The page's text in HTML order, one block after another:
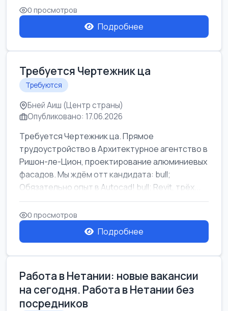
0 просмотров
Подробнее
Требуется Чертежник ца
Требуются
Бней Аиш (Центр страны)
Опубликовано: 17.06.2026
Требуется Чертежник ца. Прямое
трудоустройство в Архитектурное агентство в
Ришон-ле-Цион, проектирование алюминиевых
фасадов. Мы ждём отт кандидата: bull;
Обязательно опыт в Autocad! bull; Revit, трёх...
0 просмотров
Подробнее
Работа в Нетании: новые вакансии
на сегодня. Работа в Нетании без
посредников